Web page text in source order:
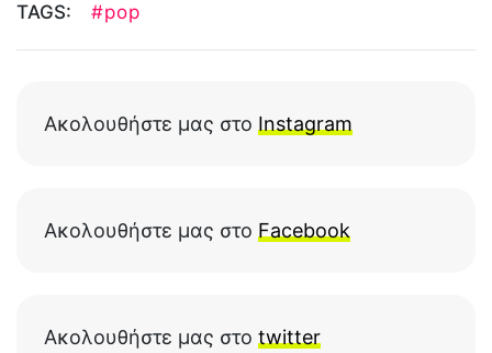
TAGS: #pop
Ακολουθήστε μας στο Instagram
Ακολουθήστε μας στο Facebook
Ακολουθήστε μας στο twitter